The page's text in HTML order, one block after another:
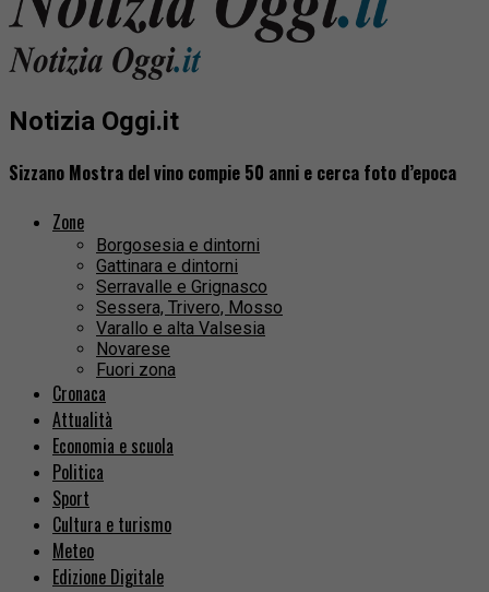
Notizia Oggi.it
Sizzano Mostra del vino compie 50 anni e cerca foto d’epoca
Zone
Borgosesia e dintorni
Gattinara e dintorni
Serravalle e Grignasco
Sessera, Trivero, Mosso
Varallo e alta Valsesia
Novarese
Fuori zona
Cronaca
Attualità
Economia e scuola
Politica
Sport
Cultura e turismo
Meteo
Edizione Digitale